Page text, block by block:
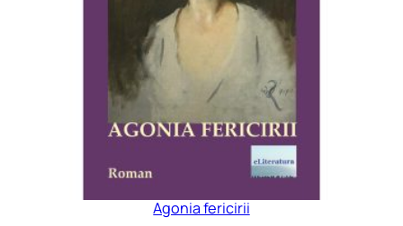
Agonia fericirii